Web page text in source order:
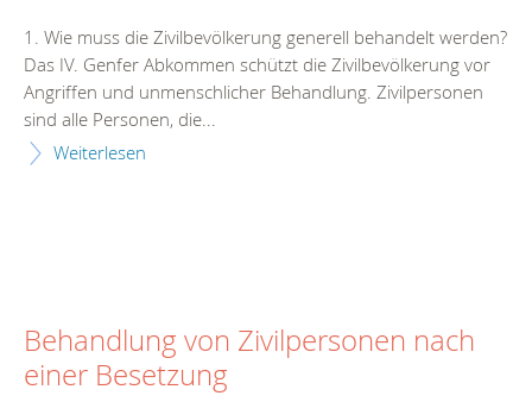
1. Wie muss die Zivilbevölkerung generell behandelt werden?
Das IV. Genfer Abkommen schützt die Zivilbevölkerung vor
Angriffen und unmenschlicher Behandlung. Zivilpersonen
sind alle Personen, die...
Weiterlesen
Behandlung von Zivilpersonen nach
einer Besetzung